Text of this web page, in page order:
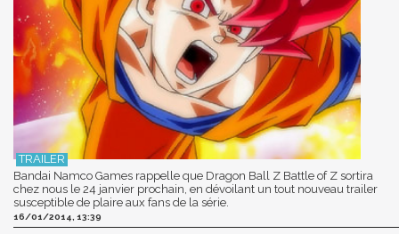
Bandai Namco Games rappelle que Dragon Ball Z Battle of Z sortira
chez nous le 24 janvier prochain, en dévoilant un tout nouveau trailer
susceptible de plaire aux fans de la série.
16/01/2014, 13:39